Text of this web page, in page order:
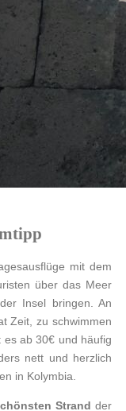
mit dem
über das Meer
Insel bringen. An
Zeit, zu schwimmen
es ab 30€ und häufig
nett und herzlich
in Kolymbia.
Strand der